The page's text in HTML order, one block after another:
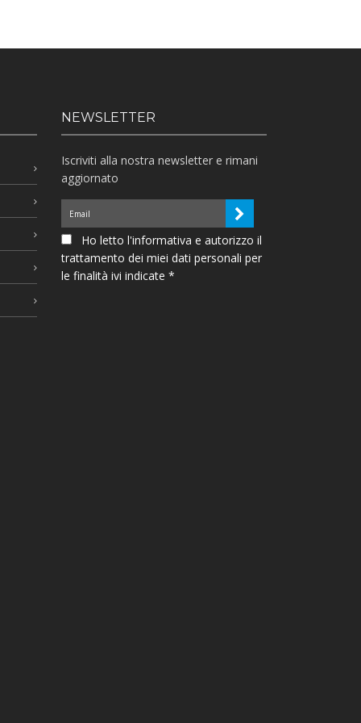
NEWSLETTER
Iscriviti alla nostra newsletter e rimani
aggiornato
Ho letto l'informativa e autorizzo il
trattamento dei miei dati personali per
le finalità ivi indicate *